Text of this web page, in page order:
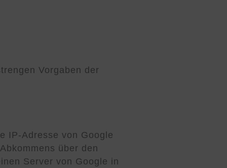
Vorgaben der
IP-Adresse von Google
über den
Server von Google in